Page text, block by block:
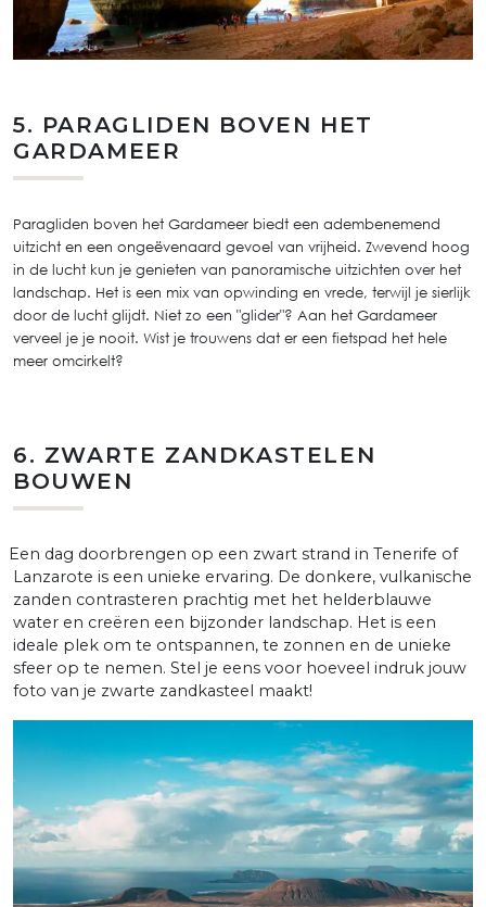
5. PARAGLIDEN BOVEN HET
GARDAMEER
Paragliden boven het Gardameer biedt een adembenemend
uitzicht en een ongeëvenaard gevoel van vrijheid. Zwevend hoog
in de lucht kun je genieten van panoramische uitzichten over het
landschap. Het is een mix van opwinding en vrede, terwijl je sierlijk
door de lucht glijdt. Niet zo een "glider"? Aan het Gardameer
verveel je je nooit. Wist je trouwens dat er een fietspad het hele
meer omcirkelt?
6. ZWARTE ZANDKASTELEN
BOUWEN
Een dag doorbrengen op een zwart strand in Tenerife of
Lanzarote is een unieke ervaring. De donkere, vulkanische
zanden contrasteren prachtig met het helderblauwe
water en creëren een bijzonder landschap. Het is een
ideale plek om te ontspannen, te zonnen en de unieke
sfeer op te nemen. Stel je eens voor hoeveel indruk jouw
foto van je zwarte zandkasteel maakt!